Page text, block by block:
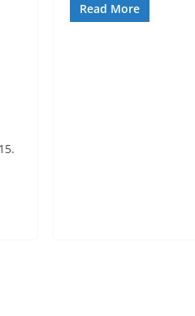
Read More